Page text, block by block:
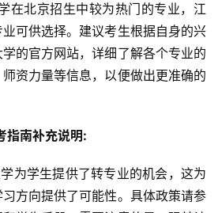
可供选择。建议考生根据自身的兴
的官方网站，详细了解各个专业的
资力量等信息，以便做出更准确的
指南补充说明:
为学生提供了转专业的机会，这为
方向提供了可能性。具体政策请参